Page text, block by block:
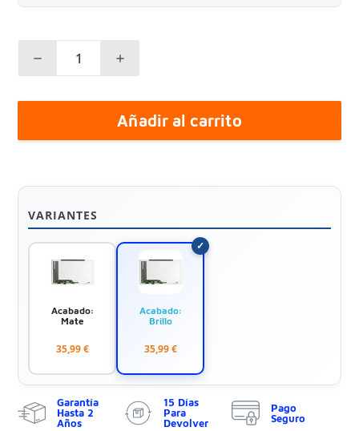
Añadir al carrito
VARIANTES
Acabado:
Mate
35,99 €
Acabado:
Brillo
35,99 €
Garantía
Hasta 2
Años
15 Días
Para
Devolver
Pago
Seguro